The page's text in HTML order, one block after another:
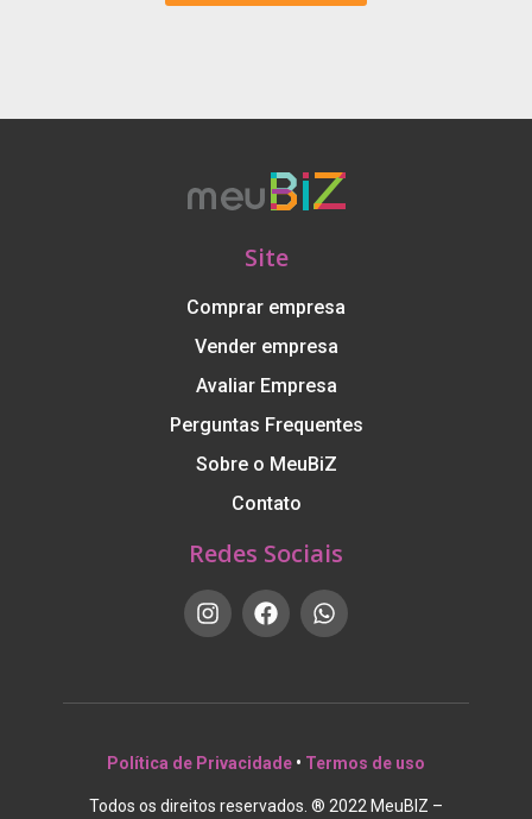
Site
Comprar empresa
Vender empresa
Avaliar Empresa
Perguntas Frequentes
Sobre o MeuBiZ
Contato
Redes Sociais
Política de Privacidade • Termos de uso
Todos os direitos reservados. ® 2022 MeuBIZ –